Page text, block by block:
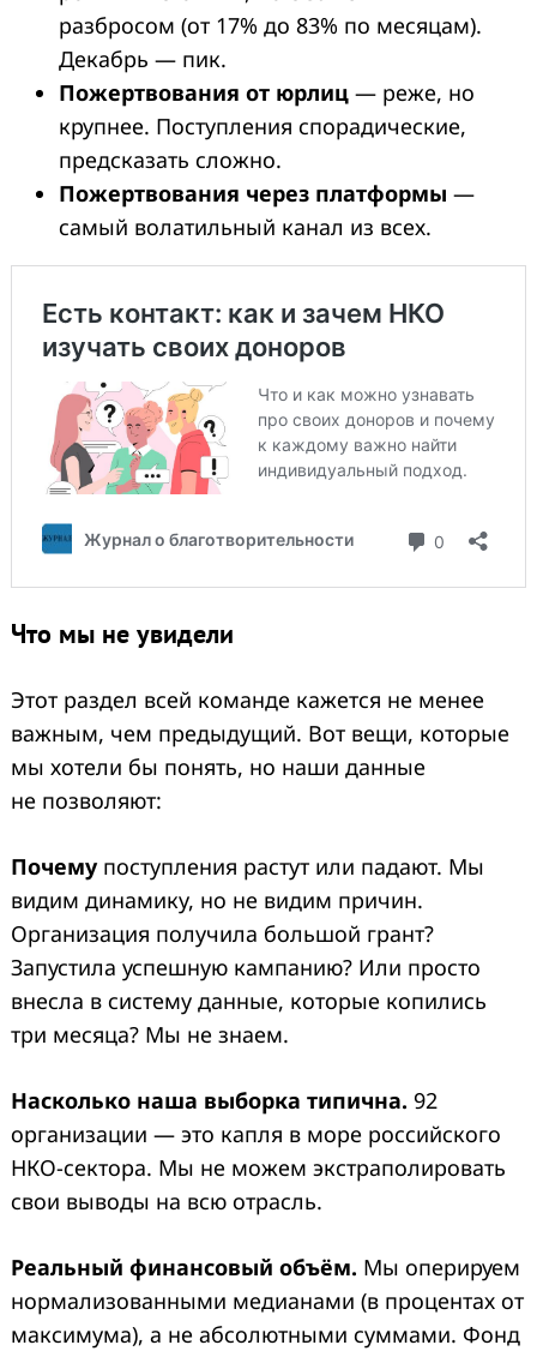
разбросом (от 17% до 83% по месяцам).
Декабрь — пик.
Пожертвования от юрлиц — реже, но
крупнее. Поступления спорадические,
предсказать сложно.
Пожертвования через платформы —
самый волатильный канал из всех.
Что мы не увидели
Этот раздел всей команде кажется не менее
важным, чем предыдущий. Вот вещи, которые
мы хотели бы понять, но наши данные
не позволяют:
Почему поступления растут или падают. Мы
видим динамику, но не видим причин.
Организация получила большой грант?
Запустила успешную кампанию? Или просто
внесла в систему данные, которые копились
три месяца? Мы не знаем.
Насколько наша выборка типична. 92
организации — это капля в море российского
НКО-сектора. Мы не можем экстраполировать
свои выводы на всю отрасль.
Реальный финансовый объём. Мы оперируем
нормализованными медианами (в процентах от
максимума), а не абсолютными суммами. Фонд